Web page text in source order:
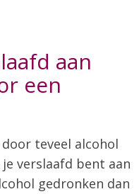
aan
een
teveel alcohol
verslaafd bent aan
gedronken dan